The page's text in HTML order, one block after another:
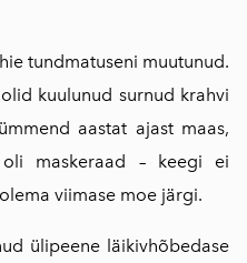
muutunud.
kuulunud surnud krahvi
aastat ajast maas,
maskeraad – keegi ei
viimase moe järgi.
ülipeene läikivhõbedase